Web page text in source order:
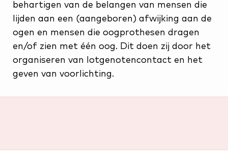
behartigen van de belangen van mensen die
lijden aan een (aangeboren) afwijking aan de
ogen en mensen die oogprothesen dragen
en/of zien met één oog. Dit doen zij door het
organiseren van lotgenotencontact en het
geven van voorlichting.